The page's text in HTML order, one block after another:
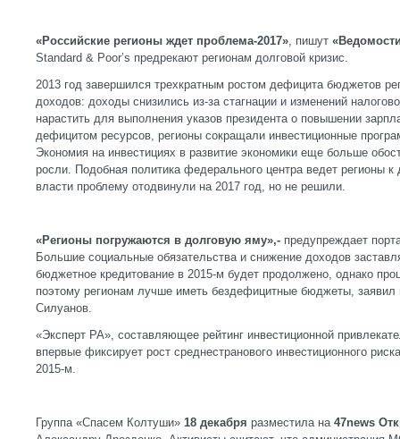
«Российские регионы ждет проблема-2017», пишут
Standard & Poor’s предрекают регионам долговой кризис.
2013 год завершился трехкратным ростом дефицита бюджетов
доходов: доходы снизились из-за стагнации и изменений
нарастить для выполнения указов президента о повышении
дефицитом ресурсов, регионы сокращали инвестиционные
Экономия на инвестициях в развитие экономики еще больше
росли. Подобная политика федерального центра ведет регионы
власти проблему отодвинули на 2017 год, но не решили.
«Регионы погружаются в долговую яму»,- предупреждает
Большие социальные обязательства и снижение доходов
бюджетное кредитование в 2015-м будет продолжено, однако
поэтому регионам лучше иметь бездефицитные бюджеты,
Силуанов.
«Эксперт РА», составляющее рейтинг инвестиционной
впервые фиксирует рост среднестранового инвестиционного
2015-м.
Группа «Спасем Колтуши» 18 декабря разместила на 47news